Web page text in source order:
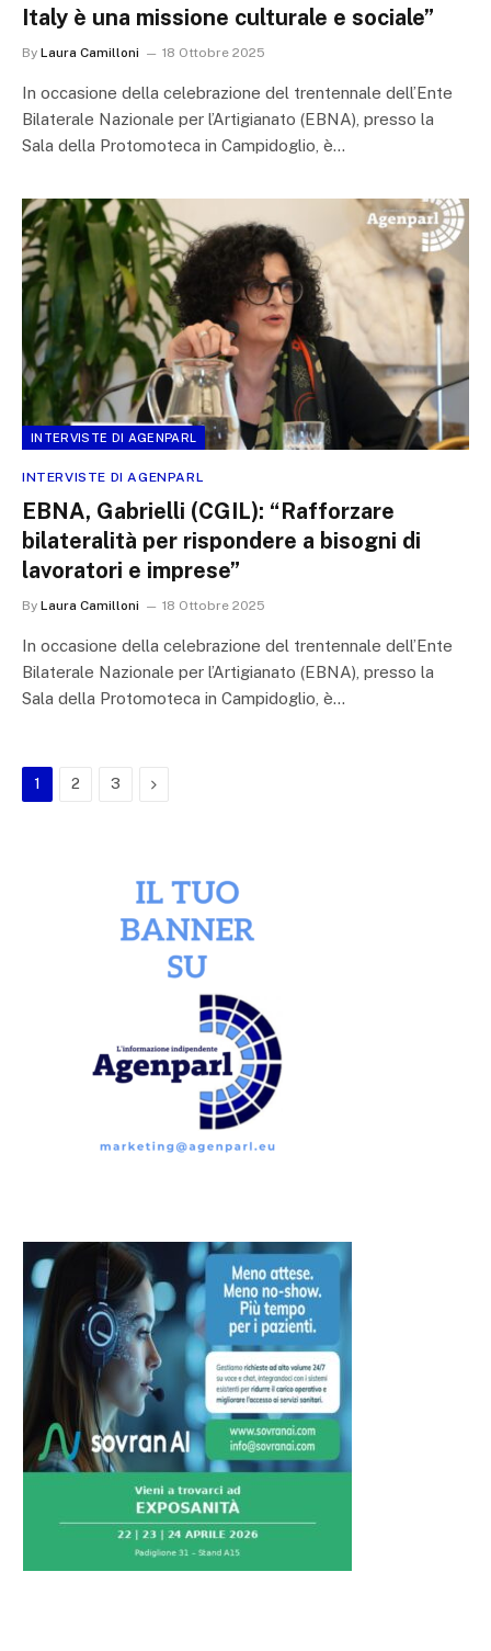
Italy è una missione culturale e sociale”
By Laura Camilloni 18 Ottobre 2025
In occasione della celebrazione del trentennale dell’Ente
Bilaterale Nazionale per l’Artigianato (EBNA), presso la
Sala della Protomoteca in Campidoglio, è…
INTERVISTE DI AGENPARL
INTERVISTE DI AGENPARL
EBNA, Gabrielli (CGIL): “Rafforzare
bilateralità per rispondere a bisogni di
lavoratori e imprese”
By Laura Camilloni 18 Ottobre 2025
In occasione della celebrazione del trentennale dell’Ente
Bilaterale Nazionale per l’Artigianato (EBNA), presso la
Sala della Protomoteca in Campidoglio, è…
1 2 3 Next